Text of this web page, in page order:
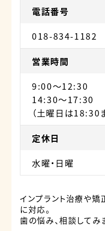
電話番号
018-834-1182
営業時間
9:00～12:30
14:30～17:30
（土曜日は18:30
定休日
水曜・日曜
インプラント治療や
に対応。
歯の悩み、相談してみ